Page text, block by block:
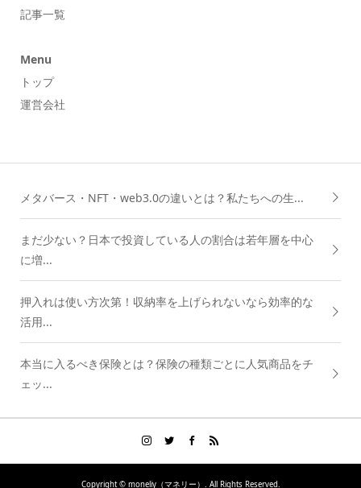
記事一覧
Menu
トップ
運営会社
メタバース・NFT・web3.0の違いとは？私たちへの生...
まだ少ない？日本で投資している人の割合は若年層を中心
に増...
押入れは使い方次第！収納率を上げられないなら効率的な
活用...
本当に入るべき保険とは？保険の種類ごとに人気商品をチ
ェッ...
Copyright ©moneliy（マネリー）. All Rights Reserved.